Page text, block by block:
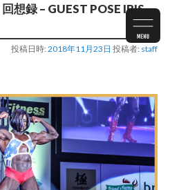
想録 – GUEST POSE IRIS
投稿日時:2018年11月23日 投稿者: staff